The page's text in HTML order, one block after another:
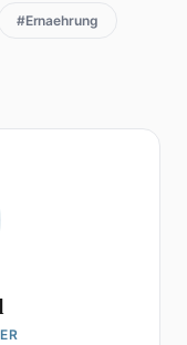
#Ernaehrung